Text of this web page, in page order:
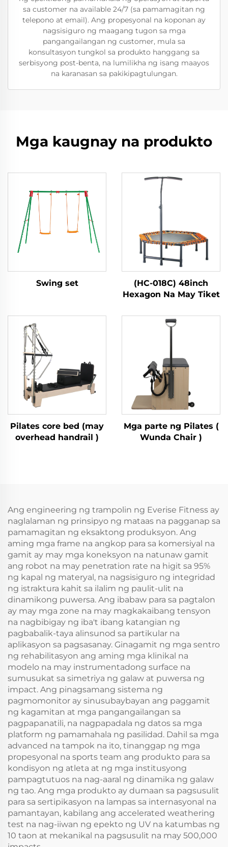
sa customer na available 24/7 (sa pamamagitan ng
telepono at email). Ang propesyonal na koponan ay
nagsisiguro ng maagang tugon sa mga
pangangailangan ng customer, mula sa
konsultasyon tungkol sa produkto hanggang sa
serbisyong post-benta, na lumilikha ng isang maayos
na karanasan sa pakikipagtulungan.
Mga kaugnay na produkto
Swing set
(HC-018C) 48inch
Hexagon Na May Tiket
Pilates core bed (may
overhead handrail )
Mga parte ng Pilates (
Wunda Chair )
Ang engineering ng trampolin ng Everise Fitness ay
naglalaman ng prinsipyo ng mataas na pagganap sa
pamamagitan ng eksaktong produksyon. Ang
aming mga frame na angkop para sa komersiyal na
gamit ay may mga koneksyon na natunaw gamit
ang robot na may penetration rate na higit sa 95%
ng kapal ng materyal, na nagsisiguro ng integridad
ng istraktura kahit sa ilalim ng paulit-ulit na
dinamikong puwersa. Ang ibabaw para sa pagtalon
ay may mga zone na may magkakaibang tensyon
na nagbibigay ng iba't ibang katangian ng
pagbabalik-taya alinsunod sa partikular na
aplikasyon sa pagsasanay. Ginagamit ng mga sentro
ng rehabilitasyon ang aming mga klinikal na
modelo na may instrumentadong surface na
sumusukat sa simetriya ng galaw at puwersa ng
impact. Ang pinagsamang sistema ng
pagmomonitor ay sinusubaybayan ang paggamit
ng kagamitan at mga pangangailangan sa
pagpapanatili, na nagpapadala ng datos sa mga
platform ng pamamahala ng pasilidad. Dahil sa mga
advanced na tampok na ito, tinanggap ng mga
propesyonal na sports team ang produkto para sa
kondisyon ng atleta at ng mga institusyong
pampagtutuos na nag-aaral ng dinamika ng galaw
ng tao. Ang mga produkto ay dumaan sa pagsusulit
para sa sertipikasyon na lampas sa internasyonal na
pamantayan, kabilang ang accelerated weathering
test na nag-iiwan ng epekto ng UV na katumbas ng
10 taon at mekanikal na pagsusulit na may 500,000